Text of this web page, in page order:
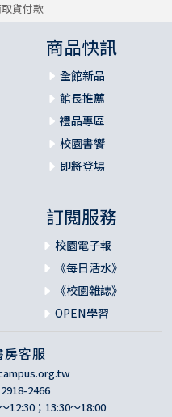
貨付款
商品快訊
全館新品
館長推薦
禮品專區
校園書饗
即將登場
訂閱服務
校園電子報
《每日活水》
《校園雜誌》
OPEN學習
客服
2466
12:30；13:30～18:00